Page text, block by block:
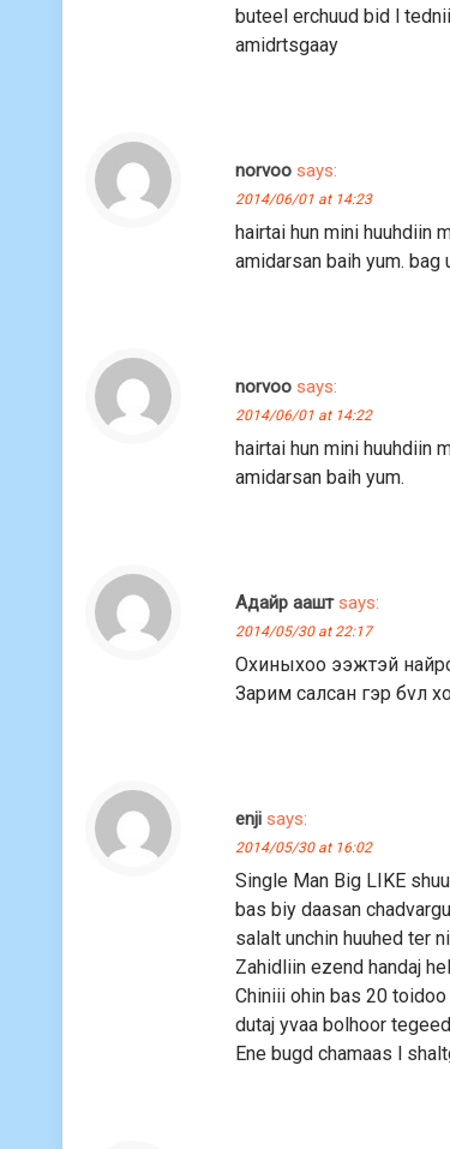
buteel erchuud bid l
amidrtsgaay
norvoo says:
2014/06/01 at 14:23
hairtai hun mini huuhdiin
amidarsan baih yum. bag
norvoo says:
2014/06/01 at 14:22
hairtai hun mini huuhdiin
amidarsan baih yum.
Адайр аашт says:
2014/05/30 at 22:17
Охиныхоо ээжтэй
Зарим салсан гэр бvл
enji says:
2014/05/30 at 16:02
Single Man Big LIKE
bas biy daasan
salalt unchin huuhed ter
Zahidliin ezend handaj
Chiniii ohin bas 20
dutaj yvaa bolhoor
Ene bugd chamaas l